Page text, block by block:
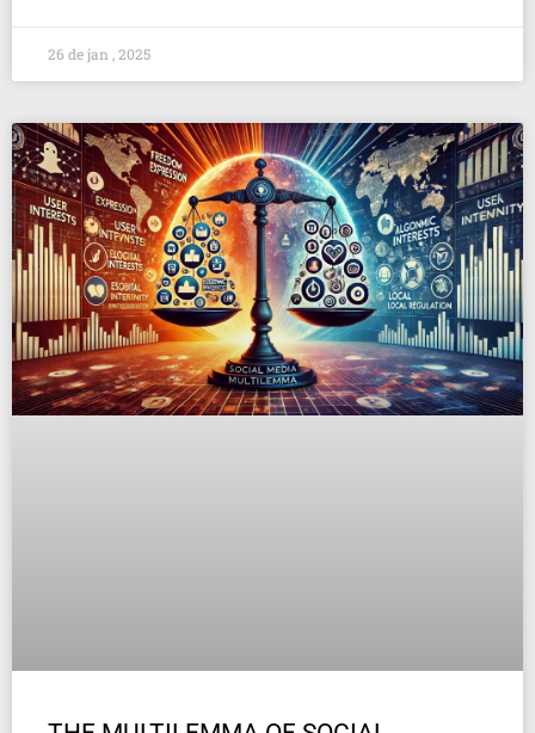
26 de jan , 2025